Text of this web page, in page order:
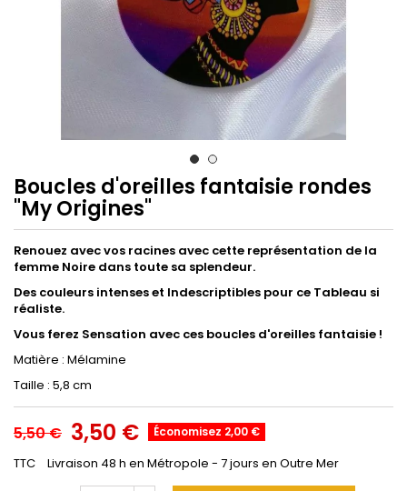
Boucles d'oreilles fantaisie rondes
"My Origines"
Renouez avec vos racines avec cette représentation de la
femme Noire dans toute sa splendeur.
Des couleurs intenses et Indescriptibles pour ce Tableau si
réaliste.
Vous ferez Sensation avec ces boucles d'oreilles fantaisie !
Matière : Mélamine
Taille : 5,8 cm
5,50 € 3,50 € Économisez 2,00 €
TTC Livraison 48 h en Métropole - 7 jours en Outre Mer